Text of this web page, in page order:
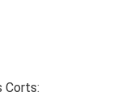
Corts: